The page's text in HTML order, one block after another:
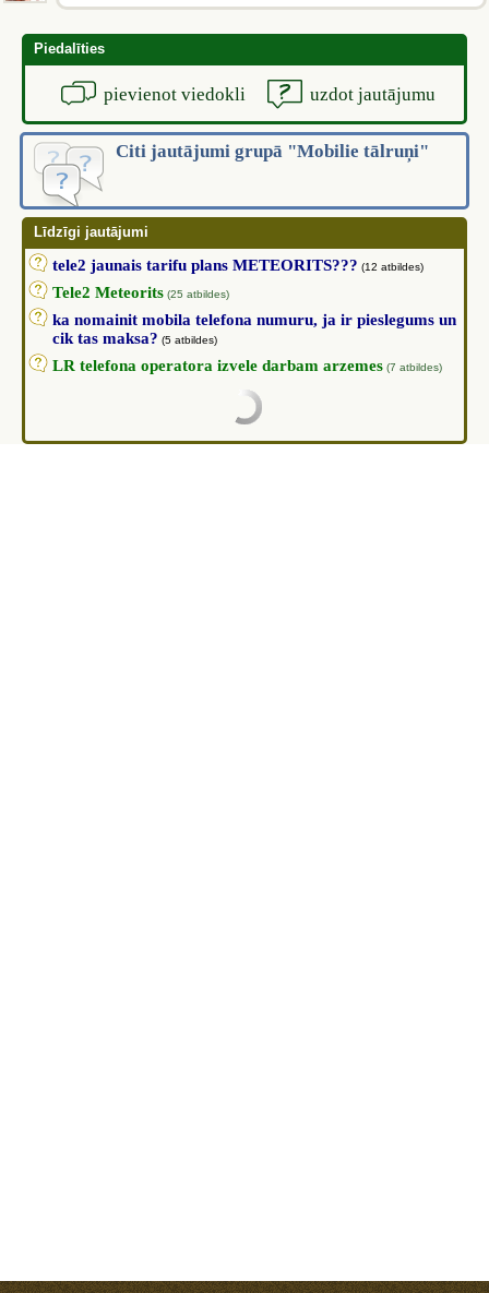
Piedalīties
pievienot viedokli uzdot jautājumu
Citi jautājumi grupā "Mobilie tālruņi"
Līdzīgi jautājumi
tele2 jaunais tarifu plans METEORITS??? (12 atbildes)
Tele2 Meteorits (25 atbildes)
ka nomainit mobila telefona numuru, ja ir pieslegums un
cik tas maksa? (5 atbildes)
LR telefona operatora izvele darbam arzemes (7 atbildes)